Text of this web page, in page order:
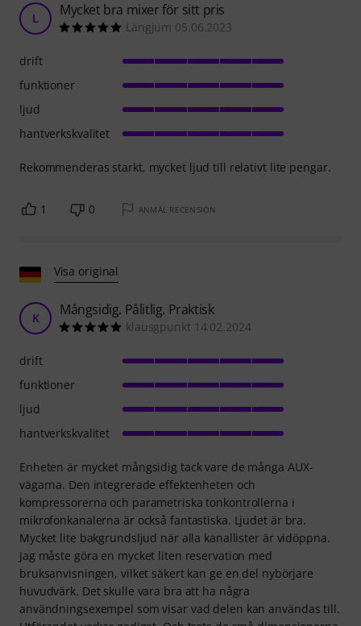
L Mycket bra mixer för sitt pris
Längjum 05.06.2023
Rekommenderas starkt, mycket ljud till relativt lite pengar.
drift
funktioner
ljud
hantverkskvalitet
1 0 ANMÄL RECENSION
Visa original
K Mångsidig. Pålitlig. Praktisk
klausgpunkt 14.02.2024
Enheten är mycket mångsidig tack vare de många AUX-
vägarna. Den integrerade effektenheten och
kompressorerna och parametriska tonkontrollerna i
mikrofonkanalerna är också fantastiska. Ljudet är bra.
Mycket lite bakgrundsljud när alla kanallister är vidöppna.
Jag måste göra en mycket liten reservation med
bruksanvisningen, vilket säkert kan ge en del nybörjare
huvudvärk. Det skulle vara bra att ha några
användningsexempel som visar vad delen kan användas till.
drift
funktioner
ljud
hantverkskvalitet